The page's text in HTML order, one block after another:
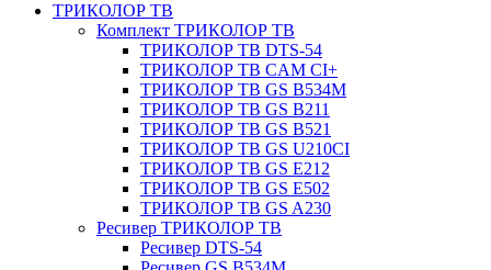
ТРИКОЛОР ТВ
Комплект ТРИКОЛОР ТВ
ТРИКОЛОР ТВ DTS-54
ТРИКОЛОР ТВ CAM CI+
ТРИКОЛОР ТВ GS B534M
ТРИКОЛОР ТВ GS B211
ТРИКОЛОР ТВ GS B521
ТРИКОЛОР ТВ GS U210CI
ТРИКОЛОР ТВ GS E212
ТРИКОЛОР ТВ GS E502
ТРИКОЛОР ТВ GS A230
Ресивер ТРИКОЛОР ТВ
Ресивер DTS-54